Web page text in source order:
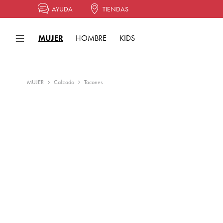
AYUDA TIENDAS
MUJER HOMBRE KIDS
MUJER Calzado Tacones